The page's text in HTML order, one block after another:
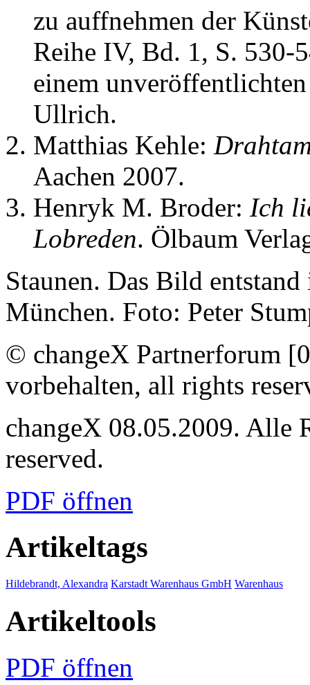
zu auffnehmen der
Reihe IV, Bd. 1, S. 530-
einem
Ullrich.
Matthias Kehle:
Aachen 2007.
Henryk M. Broder: Ich
Lobreden. Ölbaum
Staunen. Das Bild
München. Foto: Peter
© changeX Partnerforum
vorbehalten, all rights
changeX 08.05.2009. Alle
reserved.
PDF öffnen
Artikeltags
Hildebrandt, Alexandra Karstadt Warenhaus GmbH Warenhaus
Artikeltools
PDF öffnen